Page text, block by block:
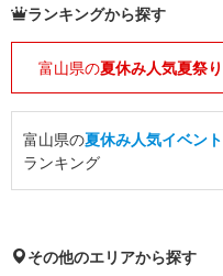
ランキングから探す
富山県の夏休み人気夏祭り
富山県の夏休み人気イベント
ランキング
その他のエリアから探す